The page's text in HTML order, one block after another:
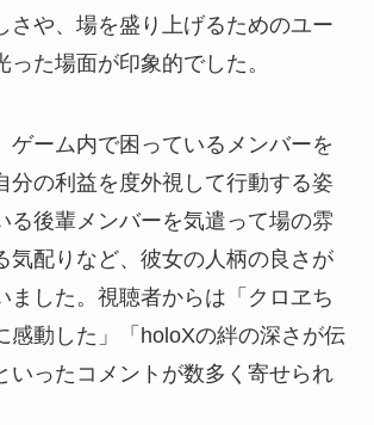
さや、場を盛り上げるためのユー
った場面が印象的でした。
ゲーム内で困っているメンバーを
分の利益を度外視して行動する姿
る後輩メンバーを気遣って場の雰
気配りなど、彼女の人柄の良さが
ました。視聴者からは「クロヱち
感動した」「holoXの絆の深さが伝
いったコメントが数多く寄せられ